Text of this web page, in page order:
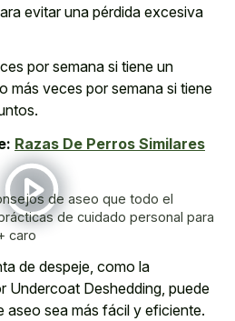
evitar una pérdida excesiva
por semana si tiene un
más veces por semana si tiene
Razas De Perros Similares
de aseo que todo el
de cuidado personal para
caro
de despeje, como la
Undercoat Deshedding, puede
aseo sea más fácil y eficiente.